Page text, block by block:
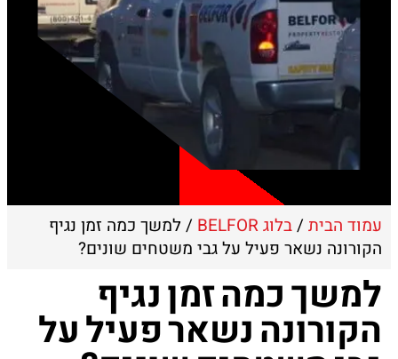
עמוד הבית /בלוג BELFOR
/ למשך כמה זמן נגיף
הקורונה נשאר פעיל על גבי משטחים שונים?
למשך כמה זמן נגיף
הקורונה נשאר פעיל על